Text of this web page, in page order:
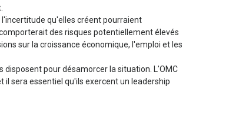
qu'elles créent pourraient
des risques potentiellement élevés
sur la croissance économique, l'emploi et les
disposent pour désamorcer la situation. L'OMC
sera essentiel qu'ils exercent un leadership